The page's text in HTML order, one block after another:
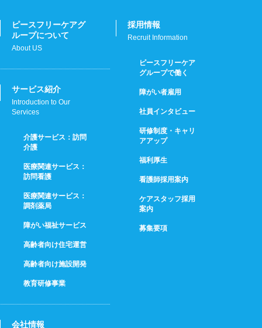
ピースフリーケアグ
ループについて
About US
サービス紹介
Introduction to Our
Services
介護サービス：訪問
介護
医療関連サービス：
訪問看護
医療関連サービス：
調剤薬局
障がい福祉サービス
高齢者向け住宅運営
高齢者向け施設開発
教育研修事業
会社情報
採用情報
Recruit Information
ピースフリーケア
グループで働く
障がい者雇用
社員インタビュー
研修制度・キャリ
アアップ
福利厚生
看護師採用案内
ケアスタッフ採用
案内
募集要項